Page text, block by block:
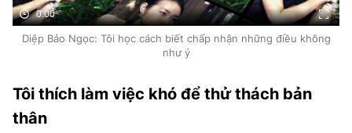
MẠNG XÃ HỘI
0:00
Diệp Bảo Ngọc: Tôi học cách biết chấp nhận những điều không
như ý
Tôi thích làm việc khó để thử thách bản
thân